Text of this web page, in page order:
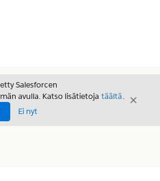
Salesforcen
avulla. Katso lisätietoja täältä.
Ei nyt
Sulje